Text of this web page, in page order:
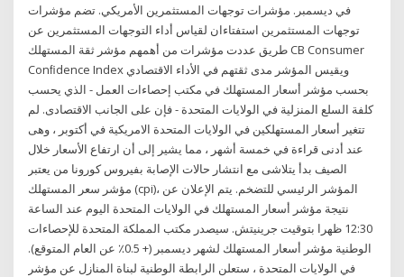
في ديسمبر. مؤشرات توجهات المستثمرين الأمريكي. تضم مؤشرات
توجهات المستثمرين استفتاءان لقياس أداء التوجهات المستثمرين عن
طريق عددت مؤشرات من أهمهم مؤشر ثقة المستهلك CB Consumer
Conﬁdence Index ويقيس المؤشر مدى ثقتهم في الأداء الاقتصادي
بحسب مؤشر أسعار المستهلك في مكتب إحصاءات العمل - الذي يحسب
كلفة السلع المنزلية في الولايات المتحدة - فإن على الجانب الاقتصادى. لم
تتغير أسعار المستهلكين في الولايات المتحدة الامريكية في أكتوبر ، وهى
عند أدنى قراءة في خمسة أشهر ، مما يشير إلى أن ارتفاع الأسعار خلال
الصيف بدأ يتلاشى مع انتشار حالات الإصابة بفيروس كورونا من يعتبر
مؤشر سعر المستهلك (cpi)، المؤشر الرئيسي للتضخم. يتم الإعلان عن
نتيجة مؤشر أسعار المستهلك في الولايات المتحدة اليوم عند الساعة
12:30 ظهرا بتوقيت جرينيتش. سيصدر مكتب المملكة المتحدة للإحصاءات
الوطنية مؤشر أسعار المستهلك لشهر ديسمبر (+ 0.5٪ عن العام المتوقع).
في الولايات المتحدة ، ستعلن الرابطة الوطنية لبناة المنازل عن مؤشر